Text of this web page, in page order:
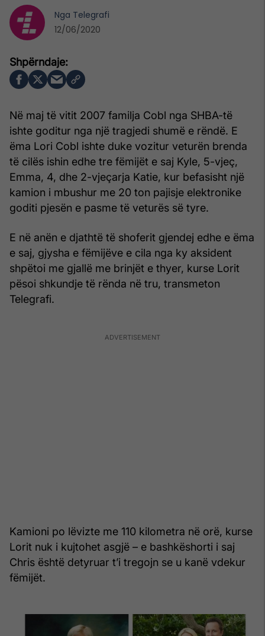
Në maj të vitit 2007 familja Cobl nga SHBA-të
ishte goditur nga një tragjedi shumë e rëndë. E
ëma Lori Cobl ishte duke vozitur veturën brenda
të cilës ishin edhe tre fëmijët e saj Kyle, 5-vjeç,
Emma, 4, dhe 2-vjeçarja Katie, kur befasisht një
kamion i mbushur me 20 ton pajisje elektronike
goditi pjesën e pasme të veturës së tyre.
E në anën e djathtë të shoferit gjendej edhe e ëma
e saj, gjysha e fëmijëve e cila nga ky aksident
shpëtoi me gjallë me brinjët e thyer, kurse Lorit
pësoi shkundje të rënda në tru, transmeton
Telegrafi.
Kamioni po lëvizte me 110 kilometra në orë, kurse
Lorit nuk i kujtohet asgjë – e bashkëshorti i saj
Chris është detyruar t’i tregojn se u kanë vdekur
fëmijët.
Nga Telegrafi
12/06/2020